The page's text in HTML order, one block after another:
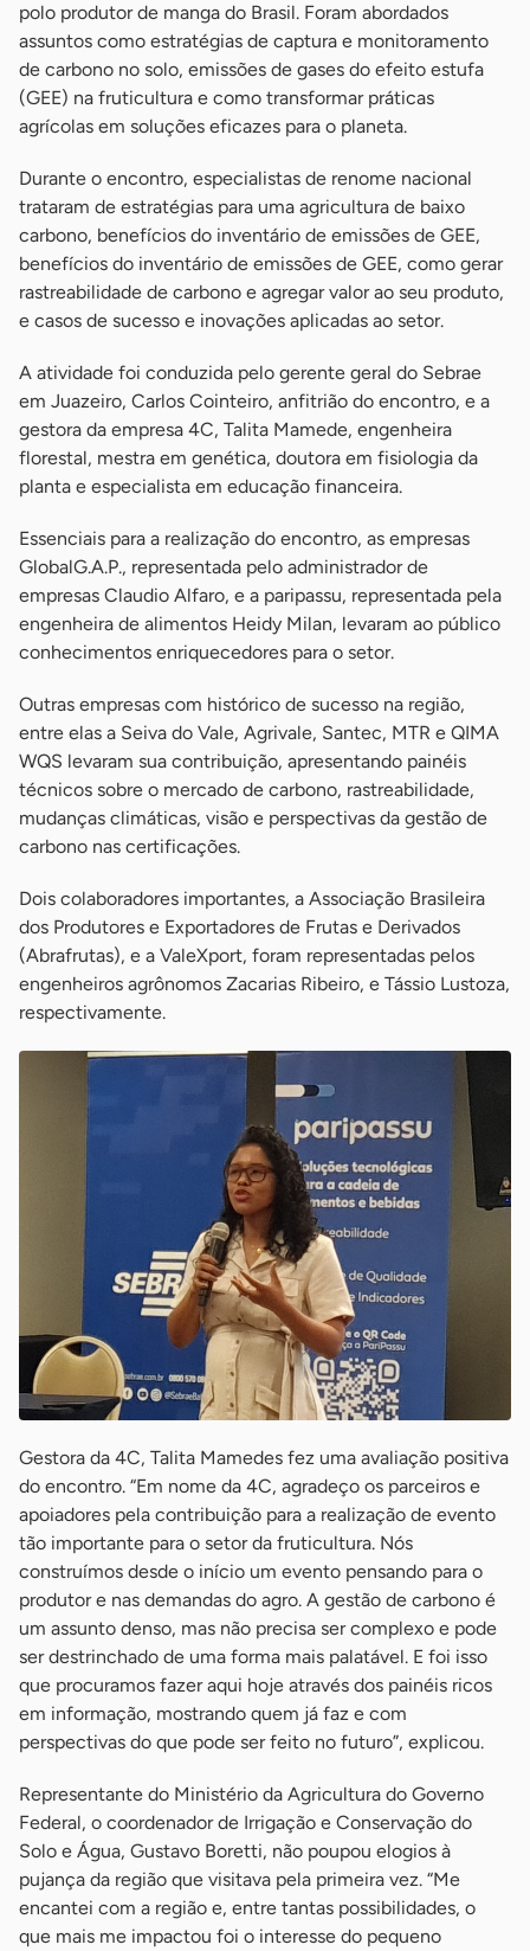
polo produtor de manga do Brasil. Foram abordados
assuntos como estratégias de captura e monitoramento
de carbono no solo, emissões de gases do efeito estufa
(GEE) na fruticultura e como transformar práticas
agrícolas em soluções eficazes para o planeta.
Durante o encontro, especialistas de renome nacional
trataram de estratégias para uma agricultura de baixo
carbono, benefícios do inventário de emissões de GEE,
benefícios do inventário de emissões de GEE, como gerar
rastreabilidade de carbono e agregar valor ao seu produto,
e casos de sucesso e inovações aplicadas ao setor.
A atividade foi conduzida pelo gerente geral do Sebrae
em Juazeiro, Carlos Cointeiro, anfitrião do encontro, e a
gestora da empresa 4C, Talita Mamede, engenheira
florestal, mestra em genética, doutora em fisiologia da
planta e especialista em educação financeira.
Essenciais para a realização do encontro, as empresas
GlobalG.A.P., representada pelo administrador de
empresas Claudio Alfaro, e a paripassu, representada pela
engenheira de alimentos Heidy Milan, levaram ao público
conhecimentos enriquecedores para o setor.
Outras empresas com histórico de sucesso na região,
entre elas a Seiva do Vale, Agrivale, Santec, MTR e QIMA
WQS levaram sua contribuição, apresentando painéis
técnicos sobre o mercado de carbono, rastreabilidade,
mudanças climáticas, visão e perspectivas da gestão de
carbono nas certificações.
Dois colaboradores importantes, a Associação Brasileira
dos Produtores e Exportadores de Frutas e Derivados
(Abrafrutas), e a ValeXport, foram representadas pelos
engenheiros agrônomos Zacarias Ribeiro, e Tássio Lustoza,
respectivamente.
Gestora da 4C, Talita Mamedes fez uma avaliação positiva
do encontro. “Em nome da 4C, agradeço os parceiros e
apoiadores pela contribuição para a realização de evento
tão importante para o setor da fruticultura. Nós
construímos desde o início um evento pensando para o
produtor e nas demandas do agro. A gestão de carbono é
um assunto denso, mas não precisa ser complexo e pode
ser destrinchado de uma forma mais palatável. E foi isso
que procuramos fazer aqui hoje através dos painéis ricos
em informação, mostrando quem já faz e com
perspectivas do que pode ser feito no futuro”, explicou.
Representante do Ministério da Agricultura do Governo
Federal, o coordenador de Irrigação e Conservação do
Solo e Água, Gustavo Boretti, não poupou elogios à
pujança da região que visitava pela primeira vez. “Me
encantei com a região e, entre tantas possibilidades, o
que mais me impactou foi o interesse do pequeno